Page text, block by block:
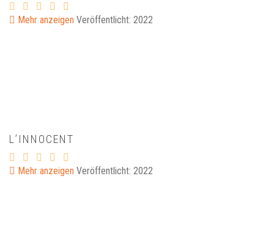
Mehr anzeigen Veröffentlicht: 2022
L’INNOCENT
Mehr anzeigen Veröffentlicht: 2022